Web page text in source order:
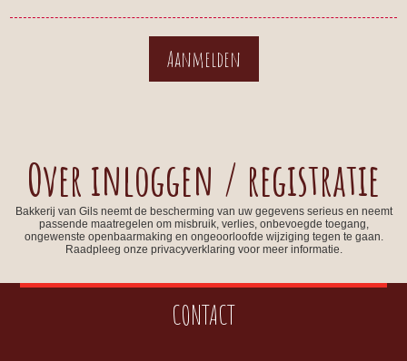
Over inloggen / registratie
Bakkerij van Gils neemt de bescherming van uw gegevens serieus en neemt
passende maatregelen om misbruik, verlies, onbevoegde toegang,
ongewenste openbaarmaking en ongeoorloofde wijziging tegen te gaan.
Raadpleeg onze privacyverklaring voor meer informatie.
CONTACT